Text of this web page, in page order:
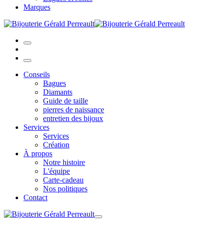
Marques
Conseils
Bagues
Diamants
Guide de taille
pierres de naissance
entretien des bijoux
Services
Services
Création
À propos
Notre histoire
L'équipe
Carte-cadeau
Nos politiques
Contact